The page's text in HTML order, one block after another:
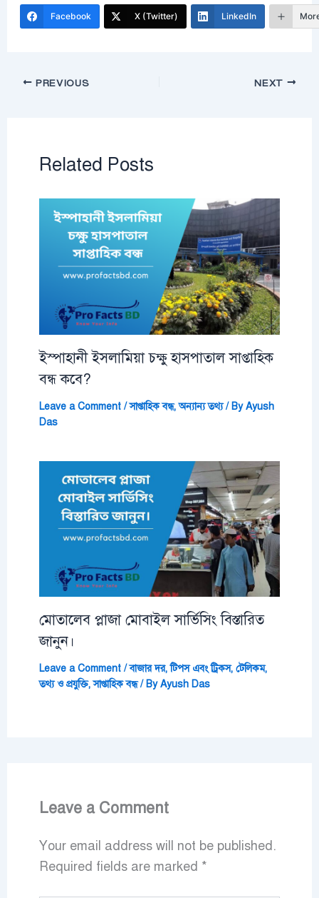
Facebook X (Twitter) LinkedIn
PREVIOUS NEXT
Related Posts
ইস্পাহানী ইসলামিয়া চক্ষু হাসপাতাল সাপ্তাহিক
বন্ধ কবে?
Leave a Comment /সাপ্তাহিক বন্ধ,অন্যান্য তথ্য/ ByAyush
Das
মোতালেব প্লাজা মোবাইল সার্ভিসিং বিস্তারিত
জানুন।
Leave a Comment /বাজার দর,টিপস এবং ট্রিকস, টেলিকম,
তথ্য ও প্রযুক্তি,সাপ্তাহিক বন্ধ/ ByAyush Das
Leave a Comment
Your email address will not be published.
Required fields are marked *